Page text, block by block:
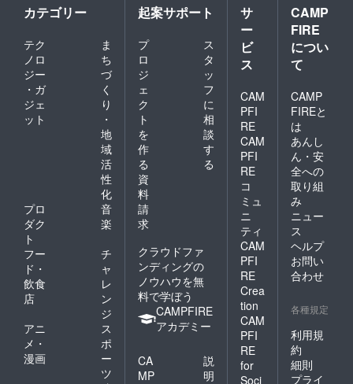
カテゴリー
テク
ノロ
ジー
・ガ
ジェ
ット
ま
ち
づ
く
り
・
地
域
活
性
化
プロ
ダク
ト
音
楽
フー
ド・
飲食
店
チ
ャ
レ
ン
ジ
アニ
メ・
漫画
ス
ポ
ー
ツ
起案サポート
プ
ロ
ジ
ェ
ク
ト
を
作
る
ス
タ
ッ
フ
に
相
談
す
る
資
料
請
求
クラウドファ
ンディングの
ノウハウを無
料で学ぼう
CAMPFIRE
アカデミー
CA
MP
説
明
サ
ー
ビ
ス
CAM
PFI
RE
CAM
PFI
RE
コ
ミュ
ニ
ティ
CAM
PFI
RE
Crea
tion
CAM
PFI
RE
for
Soci
CAMP
FIRE
につい
て
CAMP
FIREと
は
あんし
ん・安
全への
取り組
み
ニュー
ス
ヘルプ
お問い
合わせ
各種規定
利用規
約
細則
プライ